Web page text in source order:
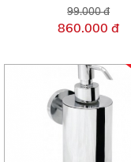
99.000 đ
860.000 đ